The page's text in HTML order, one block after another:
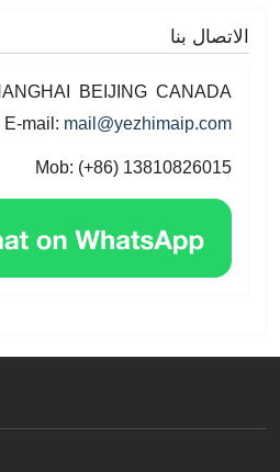
SHANGHAI BEIJING
E-mail:
Mob: (+86)